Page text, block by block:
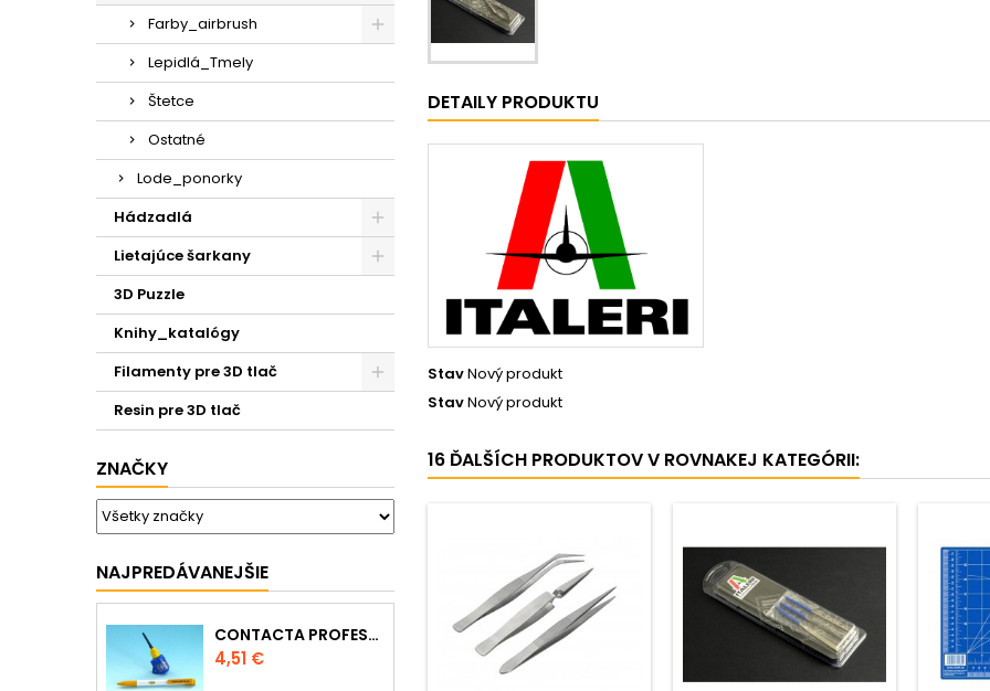
Farby_airbrush
Lepidlá_Tmely
Štetce
Ostatné
Lode_ponorky
Hádzadlá
Lietajúce šarkany
3D Puzzle
Knihy_katalógy
Filamenty pre 3D tlač
Resin pre 3D tlač
ZNAČKY
NAJPREDÁVANEJŠIE
CONTACTA PROFESSIONAL MINI 39608 - 12,5G
Cena
4,51 €
DETAILY PRODUKTU
StavNový produkt
StavNový produkt
16 ĎALŠÍCH PRODUKTOV V ROVNAKEJ KATEGÓRII: